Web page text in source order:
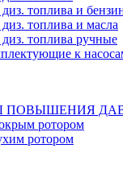
топлива и
топлива и масла
топлива ручные
к
ПОВЫШЕНИЯ
ротором
ротором